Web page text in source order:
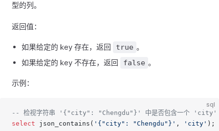
型的列。
返回值：
如果给定的 key 存在，返回 true 。
如果给定的 key 不存在，返回
false 。
示例：
sql
-- 检视字符串 '{"city": "Chengdu"}' 中是否包含一个 'city'
select json_contains( '{"city": "Chengdu"}' , 'city' );